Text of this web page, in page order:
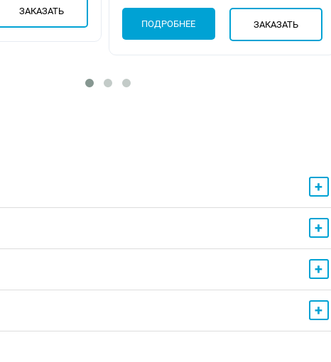
ЗАКАЗАТЬ
ПОДРОБНЕЕ ЗАКАЗАТЬ
+
+
+
+